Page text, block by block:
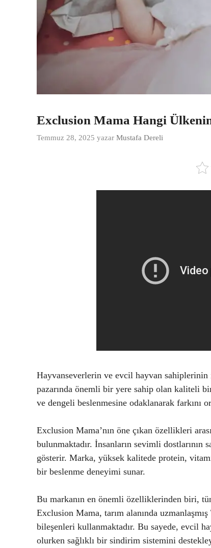
Exclusion Mama Hangi
Temmuz 28, 2025 yazar Mustafa Dereli
Hayvanseverlerin ve evcil hayvan
pazarında önemli bir yere sahip olan kaliteli
ve dengeli beslenmesine odaklanarak farkını
Exclusion Mama’nın öne çıkan özellikleri
bulunmaktadır. İnsanların sevimli dostlarının
gösterir. Marka, yüksek kalitede protein,
bir beslenme deneyimi sunar.
Bu markanın en önemli özelliklerinden biri,
Exclusion Mama, tarım alanında
bileşenleri kullanmaktadır. Bu sayede, evcil
olurken sağlıklı bir sindirim sistemini